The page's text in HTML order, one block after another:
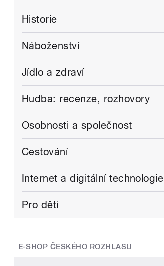
Historie
Náboženství
Jídlo a zdraví
Hudba: recenze, rozhovory
Osobnosti a společnost
Cestování
Internet a digitální technologie
Pro děti
E-SHOP ČESKÉHO ROZHLASU